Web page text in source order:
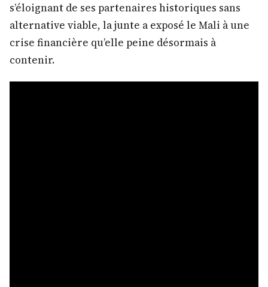
s’éloignant de ses partenaires historiques sans
alternative viable, la junte a exposé le Mali à une
crise financière qu’elle peine désormais à
contenir.